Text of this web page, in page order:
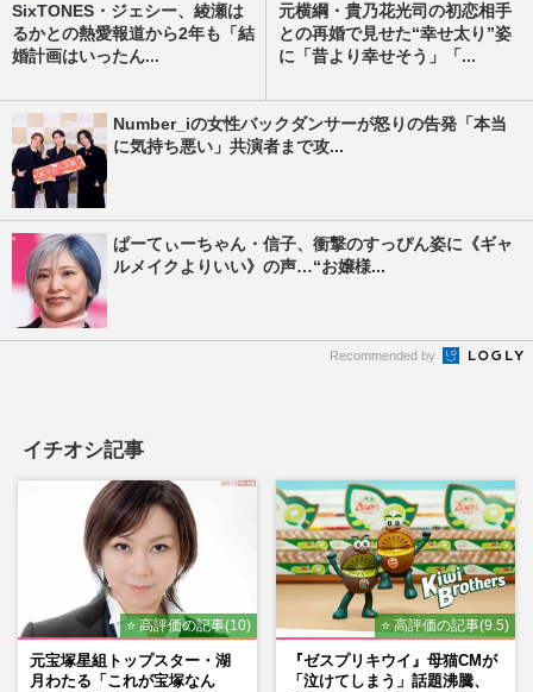
SixTONES・ジェシー、綾瀬は
るかとの熱愛報道から2年も「結
婚計画はいったん...
元横綱・貴乃花光司の初恋相手
との再婚で見せた“幸せ太り”姿
に「昔より幸せそう」「...
Number_iの女性バックダンサーが怒りの告発「本当
に気持ち悪い」共演者まで攻...
ぱーてぃーちゃん・信子、衝撃のすっぴん姿に《ギャ
ルメイクよりいい》の声…“お嬢様...
Recommended by
イチオシ記事
⭐ 高評価の記事(10)
元宝塚星組トップスター・湖
月わたる「これが宝塚なん
⭐ 高評価の記事(9.5)
『ゼスプリキウイ』母猫CMが
「泣けてしまう」話題沸騰、